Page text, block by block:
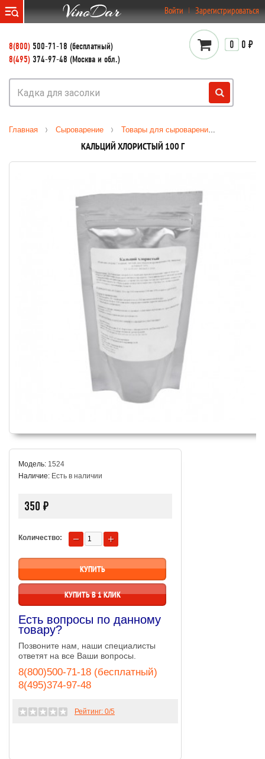
Войти Зарегистрироваться
8(800) 500-71-18 (бесплатный)
8(495) 374-97-48 (Москва и обл.)
0 0 ₽
Главная Сыроварение Товары для сыроварения
КАЛЬЦИЙ ХЛОРИСТЫЙ 100 Г
Модель: 1524
Наличие: Есть в наличии
350 ₽
Количество:
КУПИТЬ В 1 КЛИК
Есть вопросы по данному
товару?
Позвоните нам, наши специалисты
ответят на все Ваши вопросы.
8(800)500-71-18 (бесплатный)
8(495)374-97-48
Рейтинг: 0/5